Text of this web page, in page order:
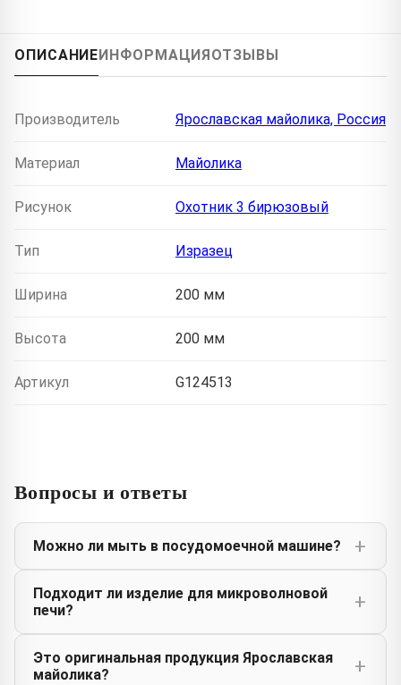
ОПИСАНИЕ ИНФОРМАЦИЯ ОТЗЫВЫ
Производитель Ярославская майолика, Россия
Материал Майолика
Рисунок Охотник 3 бирюзовый
Тип Изразец
Ширина 200 мм
Высота 200 мм
Артикул G124513
Вопросы и ответы
Можно ли мыть в посудомоечной машине?
Подходит ли изделие для микроволновой
печи?
Это оригинальная продукция Ярославская
майолика?